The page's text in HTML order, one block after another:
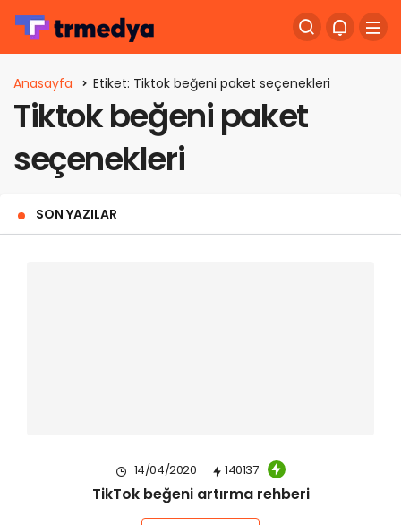
Anasayfa Etiket: Tiktok beğeni paket seçenekleri
Tiktok beğeni paket
seçenekleri
SON YAZILAR
14/04/2020 140137
TikTok beğeni artırma rehberi